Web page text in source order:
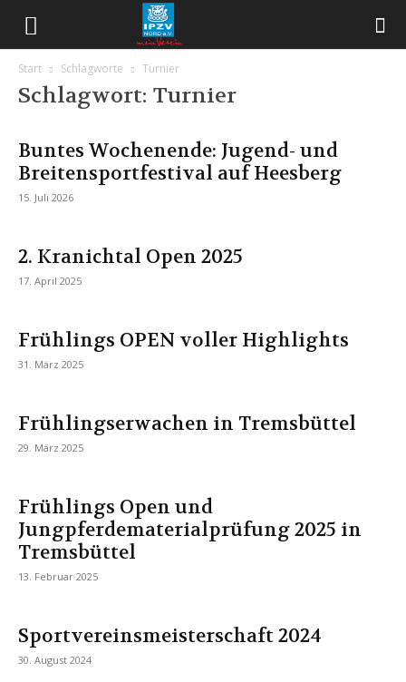
Start Schlagworte Turnier
Schlagwort: Turnier
Buntes Wochenende: Jugend- und
Breitensportfestival auf Heesberg
15. Juli 2026
2. Kranichtal Open 2025
17. April 2025
Frühlings OPEN voller Highlights
31. März 2025
Frühlingserwachen in Tremsbüttel
29. März 2025
Frühlings Open und
Jungpferdematerialprüfung 2025 in
Tremsbüttel
13. Februar 2025
Sportvereinsmeisterschaft 2024
30. August 2024